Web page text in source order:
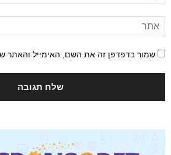
שמור בדפדפן זה את השם, האימייל והאתר